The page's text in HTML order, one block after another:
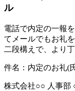
ル
電話で内定の一報
てメールでもお礼
二段構えで、より
件名：内定のお礼(
株式会社○○ 人事